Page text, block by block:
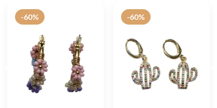
-60% -60%